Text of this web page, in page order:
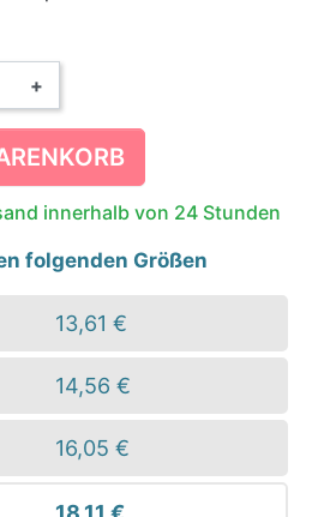
+
innerhalb von 24 Stunden
folgenden Größen
13,61 €
14,56 €
16,05 €